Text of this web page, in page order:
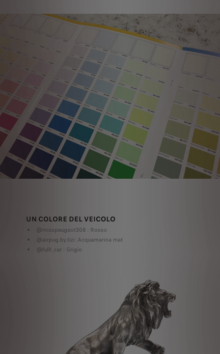
UN COLORE DEL VEICOLO
@misspeugeot308 : Rosso
@airpug.by.tizi: Acquamarina mat
@fulll_car : Grigio